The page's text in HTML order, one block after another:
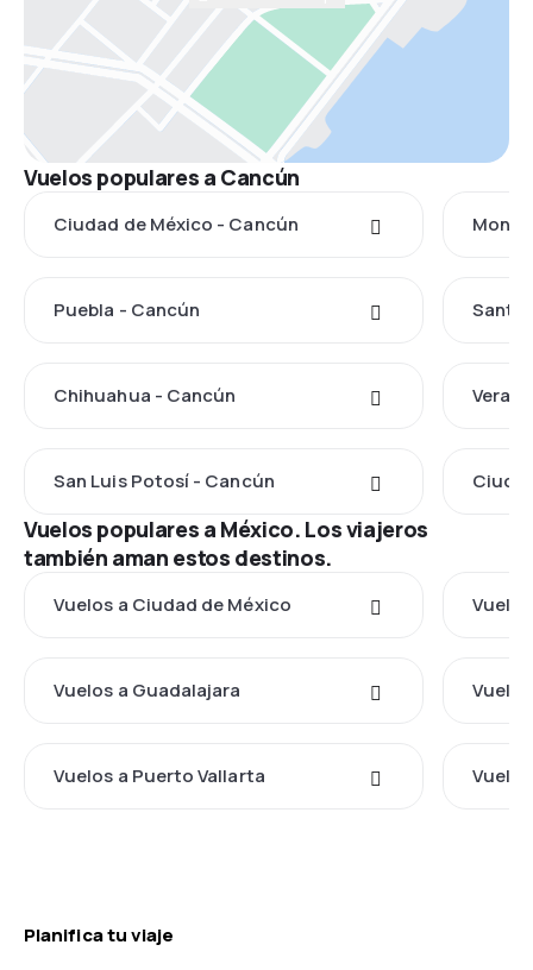
Vuelos populares a Cancún
Ciudad de México - Cancún
Puebla - Cancún
Chihuahua - Cancún
San Luis Potosí - Cancún
Vuelos populares a México. Los viajeros
también aman estos destinos.
Vuelos a Ciudad de México
Vuelos a Guadalajara
Vuelos a Puerto Vallarta
Planifica tu viaje